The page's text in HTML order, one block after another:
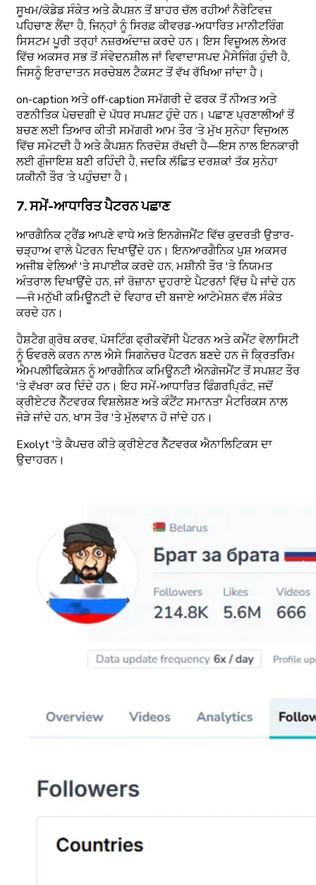
ਸੂਖਮ/ਕੋਡੇਡ ਸੰਕੇਤ ਅਤੇ ਕੈਪਸ਼ਨ ਤੋਂ ਬਾਹਰ ਚੱਲ ਰਹੀਆਂ ਨੈਰੇਟਿਵਜ਼
ਪਹਿਚਾਣ ਲੈਂਦਾ ਹੈ, ਜਿਨ੍ਹਾਂ ਨੂੰ ਸਿਰਫ਼ ਕੀਵਰਡ-ਅਧਾਰਿਤ ਮਾਨੀਟਰਿੰਗ
ਸਿਸਟਮ ਪੂਰੀ ਤਰ੍ਹਾਂ ਨਜ਼ਰਅੰਦਾਜ਼ ਕਰਦੇ ਹਨ। ਇਸ ਵਿਜ਼ੂਅਲ ਲੇਅਰ
ਵਿੱਚ ਅਕਸਰ ਸਭ ਤੋਂ ਸੰਵੇਦਨਸ਼ੀਲ ਜਾਂ ਵਿਵਾਦਾਸਪਦ ਮੈਸੇਜਿੰਗ ਹੁੰਦੀ ਹੈ,
ਜਿਸਨੂੰ ਇਰਾਦਾਤਨ ਸਰਚੇਬਲ ਟੈਕਸਟ ਤੋਂ ਵੱਖ ਰੱਖਿਆ ਜਾਂਦਾ ਹੈ।
on-caption ਅਤੇ off-caption ਸਮੱਗਰੀ ਦੇ ਫਰਕ ਤੋਂ ਨੀਅਤ ਅਤੇ
ਰਣਨੀਤਿਕ ਪੇਚਦਗੀ ਦੇ ਪੱਧਰ ਸਪਸ਼ਟ ਹੁੰਦੇ ਹਨ। ਪਛਾਣ ਪ੍ਰਣਾਲੀਆਂ ਤੋਂ
ਬਚਣ ਲਈ ਤਿਆਰ ਕੀਤੀ ਸਮੱਗਰੀ ਆਮ ਤੌਰ ‘ਤੇ ਮੁੱਖ ਸੁਨੇਹਾ ਵਿਜੁਅਲ
ਵਿੱਚ ਸਮੇਟਦੀ ਹੈ ਅਤੇ ਕੈਪਸ਼ਨ ਨਿਰਦੋਸ਼ ਰੱਖਦੀ ਹੈ—ਇਸ ਨਾਲ ਇਨਕਾਰੀ
ਲਈ ਗੁੰਜਾਇਸ਼ ਬਣੀ ਰਹਿੰਦੀ ਹੈ, ਜਦਕਿ ਲੱਛਿਤ ਦਰਸ਼ਕਾਂ ਤੱਕ ਸੁਨੇਹਾ
ਯਕੀਨੀ ਤੌਰ ‘ਤੇ ਪਹੁੰਚਦਾ ਹੈ।
7. ਸਮੇਂ-ਆਧਾਰਿਤ ਪੈਟਰਨ ਪਛਾਣ
ਆਰਗੈਨਿਕ ਟ੍ਰੈਂਡ ਆਪਣੇ ਵਾਧੇ ਅਤੇ ਇਨਗੇਜਮੈਂਟ ਵਿੱਚ ਕੁਦਰਤੀ ਉਤਾਰ-
ਚੜ੍ਹਾਅ ਵਾਲੇ ਪੈਟਰਨ ਦਿਖਾਉਂਦੇ ਹਨ। ਇਨਆਰਗੈਨਿਕ ਪੁਸ਼ ਅਕਸਰ
ਅਜੀਬ ਵੇਲਿਆਂ 'ਤੇ ਸਪਾਈਕ ਕਰਦੇ ਹਨ, ਮਸ਼ੀਨੀ ਤੌਰ 'ਤੇ ਨਿਯਮਤ
ਅੰਤਰਾਲ ਦਿਖਾਉਂਦੇ ਹਨ, ਜਾਂ ਰੋਜ਼ਾਨਾ ਦੁਹਰਾਏ ਪੈਟਰਨਾਂ ਵਿੱਚ ਪੈ ਜਾਂਦੇ ਹਨ
—ਜੋ ਮਨੁੱਖੀ ਕਮਿਊਨਟੀ ਦੇ ਵਿਹਾਰ ਦੀ ਬਜਾਏ ਆਟੋਮੇਸ਼ਨ ਵੱਲ ਸੰਕੇਤ
ਕਰਦੇ ਹਨ।
ਹੈਸ਼ਟੈਗ ਗ੍ਰੋਥ ਕਰਵ, ਪੋਸਟਿੰਗ ਫ੍ਰੀਕਵੇਂਸੀ ਪੈਟਰਨ ਅਤੇ ਕਮੈਂਟ ਵੇਲਾਸਿਟੀ
ਨੂੰ ਓਵਰਲੇ ਕਰਨ ਨਾਲ ਐਸੇ ਸਿਗਨੇਚਰ ਪੈਟਰਨ ਬਣਦੇ ਹਨ ਜੋ ਕ੍ਰਿਤਰਿਮ
ਐਮਪਲੀਫਿਕੇਸ਼ਨ ਨੂੰ ਆਰਗੈਨਿਕ ਕਮਿਊਨਟੀ ਐਨਗੇਜਮੈਂਟ ਤੋਂ ਸਪਸ਼ਟ ਤੌਰ
'ਤੇ ਵੱਖਰਾ ਕਰ ਦਿੰਦੇ ਹਨ। ਇਹ ਸਮੇਂ-ਆਧਾਰਿਤ ਫਿੰਗਰਪ੍ਰਿੰਟ, ਜਦੋਂ
ਕ੍ਰੀਏਟਰ ਨੈੱਟਵਰਕ ਵਿਸ਼ਲੇਸ਼ਣ ਅਤੇ ਕੰਟੈਂਟ ਸਮਾਨਤਾ ਮੈਟਰਿਕਸ ਨਾਲ
ਜੋੜੇ ਜਾਂਦੇ ਹਨ, ਖਾਸ ਤੌਰ 'ਤੇ ਮੁੱਲਵਾਨ ਹੋ ਜਾਂਦੇ ਹਨ।
Exolyt 'ਤੇ ਕੈਪਚਰ ਕੀਤੇ ਕ੍ਰੀਏਟਰ ਨੈੱਟਵਰਕ ਐਨਾਲਿਟਿਕਸ ਦਾ
ਉਦਾਹਰਨ।